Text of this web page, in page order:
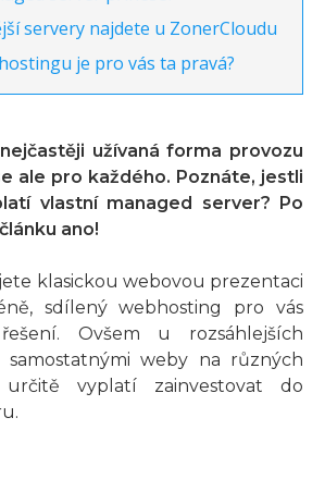
servery najdete u ZonerCloudu
je pro vás ta pravá?
užívaná forma provozu
ale pro každého. Poznáte, jestli
vlastní managed server? Po
ano!
klasickou webovou prezentaci
sdílený webhosting pro vás
Ovšem u rozsáhlejších
weby na různých
vyplatí zainvestovat do